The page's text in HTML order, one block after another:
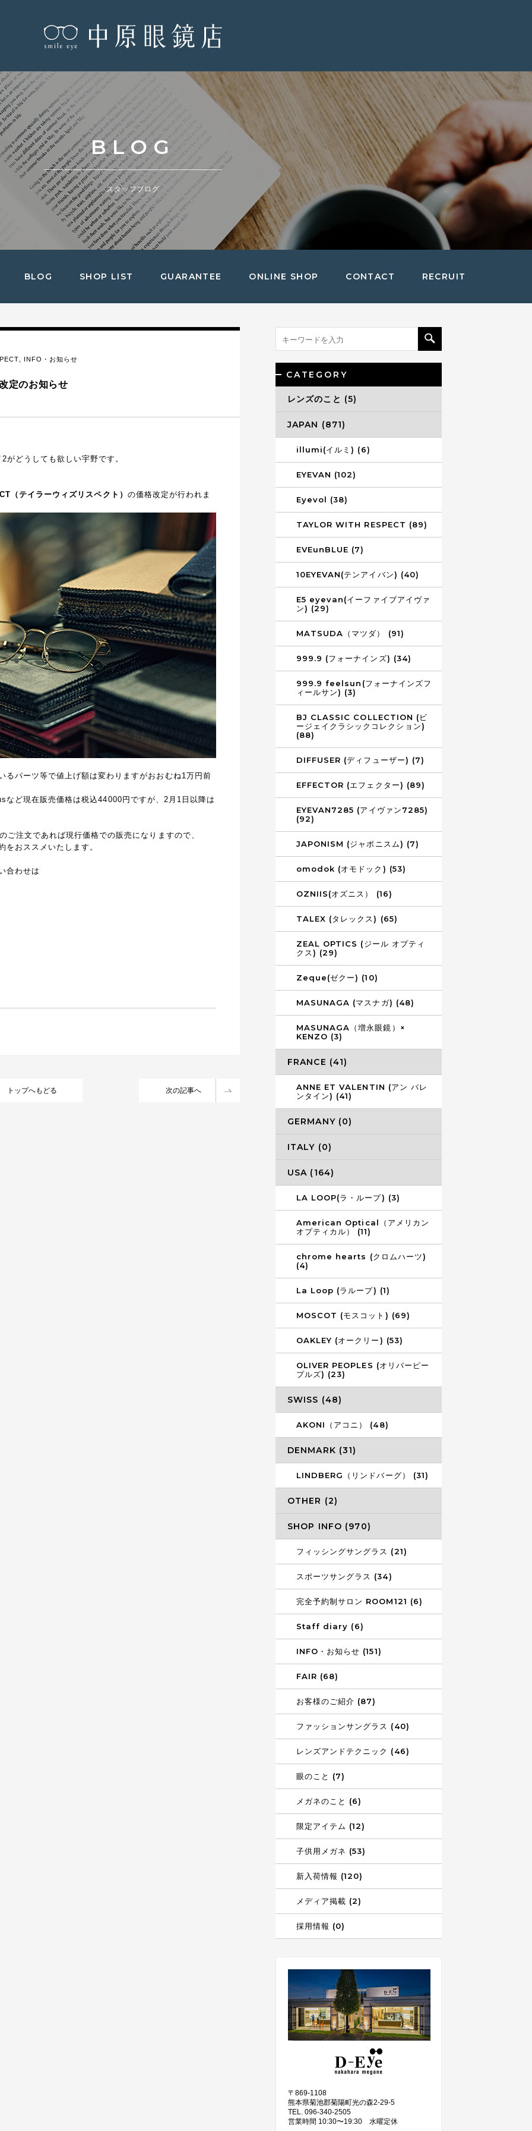
BLOG
スタッフブログ
BLOG SHOP LIST GUARANTEE ONLINE SHOP CONTACT RECRUIT
INFO・お知らせ
定のお知らせ
どうしても欲しい宇野です。
（テイラーウィズリスペクト） の価格改定が行われま
るパーツ等で値上げ額は変わりますがおおむね1万円前
など現在販売価格は税込44000円ですが、2月1日以降は
ご注文であれば現行価格での販売になりますので、
をおススメいたします。
合わせは
トップへもどる 次の記事へ
CATEGORY
レンズのこと (5)
JAPAN (871)
illumi(イルミ) (6)
EYEVAN (102)
Eyevol (38)
TAYLOR WITH RESPECT (89)
EVEunBLUE (7)
10EYEVAN(テンアイバン) (40)
E5 eyevan(イーファイブアイヴァ
ン) (29)
MATSUDA（マツダ） (91)
999.9 (フォーナインズ) (34)
999.9 feelsun(フォーナインズフ
ィールサン) (3)
BJ CLASSIC COLLECTION (ビ
ージェイクラシックコレクション)
(88)
DIFFUSER (ディフューザー) (7)
EFFECTOR (エフェクター) (89)
EYEVAN7285 (アイヴァン7285)
(92)
JAPONISM (ジャポニスム) (7)
omodok (オモドック) (53)
OZNIIS(オズニス） (16)
TALEX (タレックス) (65)
ZEAL OPTICS (ジール オプティ
クス) (29)
Zeque(ゼクー) (10)
MASUNAGA (マスナガ) (48)
MASUNAGA（増永眼鏡）×
KENZO (3)
FRANCE (41)
ANNE ET VALENTIN (アン バレ
ンタイン) (41)
GERMANY (0)
ITALY (0)
USA (164)
LA LOOP(ラ・ループ) (3)
American Optical（アメリカン
オプティカル） (11)
chrome hearts (クロムハーツ)
(4)
La Loop (ラループ) (1)
MOSCOT (モスコット) (69)
OAKLEY (オークリー) (53)
OLIVER PEOPLES (オリバーピー
プルズ) (23)
SWISS (48)
AKONI（アコニ） (48)
DENMARK (31)
LINDBERG（リンドバーグ） (31)
OTHER (2)
SHOP INFO (970)
フィッシングサングラス (21)
スポーツサングラス (34)
完全予約制サロン ROOM121 (6)
Staff diary (6)
INFO・お知らせ (151)
FAIR (68)
お客様のご紹介 (87)
ファッションサングラス (40)
レンズアンドテクニック (46)
眼のこと (7)
メガネのこと (6)
限定アイテム (12)
子供用メガネ (53)
新入荷情報 (120)
メディア掲載 (2)
採用情報 (0)
〒869-1108
熊本県菊池郡菊陽町光の森2-29-5
TEL. 096-340-2505
営業時間 10:30〜19:30 水曜定休